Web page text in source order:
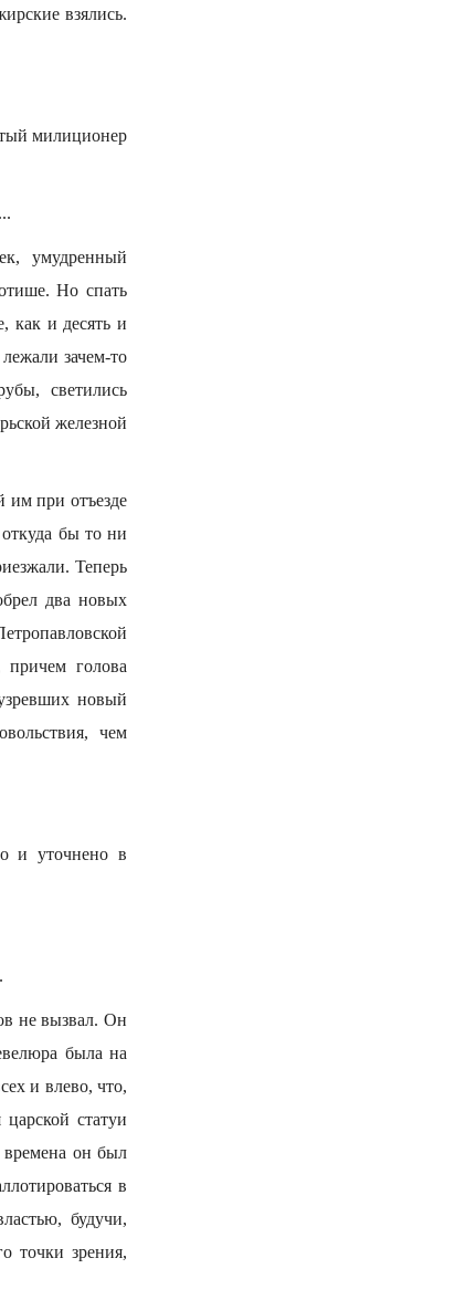
взялись.
милиционер
умудренный
Но спать
как и десять и
зачем-то
светились
железной
им при отъезде
бы то ни
Теперь
два новых
голова
новый
чем
и уточнено в
не вызвал. Он
была на
и влево, что,
статуи
времена он был
в
будучи,
точки зрения,